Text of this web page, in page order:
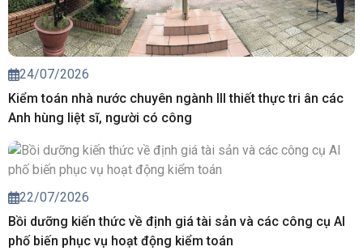
24/07/2026
Kiểm toán nhà nước chuyên ngành III thiết thực tri ân các
Anh hùng liệt sĩ, người có công
22/07/2026
Bồi dưỡng kiến thức về định giá tài sản và các công cụ AI
phố biến phục vụ hoạt động kiểm toán